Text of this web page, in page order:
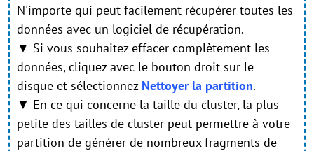
N'importe qui peut facilement récupérer toutes les
données avec un logiciel de récupération.
▼ Si vous souhaitez effacer complètement les
données, cliquez avec le bouton droit sur le
disque et sélectionnez Nettoyer la partition.
▼ En ce qui concerne la taille du cluster, la plus
petite des tailles de cluster peut permettre à votre
partition de générer de nombreux fragments de